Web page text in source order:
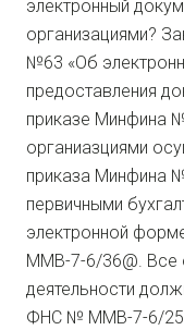
электронный
организациями?
№63 «Об
предоставления
приказе
органиазциями
приказа Минфина
первичными
электронной
ММВ-7-6/36@. Все
деятельности
ФНС № ММВ-7-6/